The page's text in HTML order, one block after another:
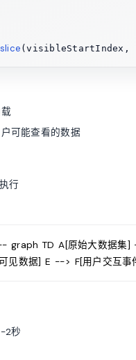
slice (visibleStartIndex,
可能查看的数据
行
TD A[原始大数据集
见数据] E --> F[用户交互
2秒